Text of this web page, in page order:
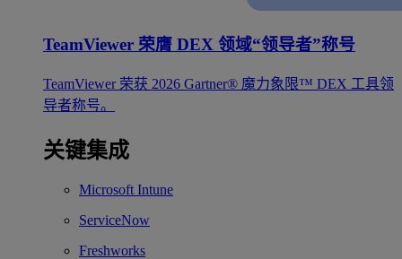
TeamViewer 荣膺 DEX 领域“领导者”称号
TeamViewer 荣获 2026 Gartner® 魔力象限™ DEX 工具领
导者称号。
关键集成
Microsoft Intune
ServiceNow
Freshworks